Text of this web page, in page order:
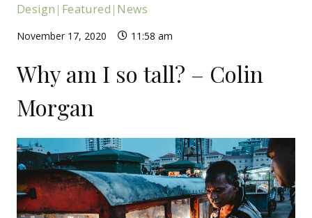
Design | Featured | News
November 17, 2020 11:58 am
Why am I so tall? – Colin
Morgan